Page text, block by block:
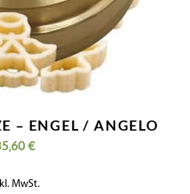
– ENGEL / ANGELO
€
MwSt.